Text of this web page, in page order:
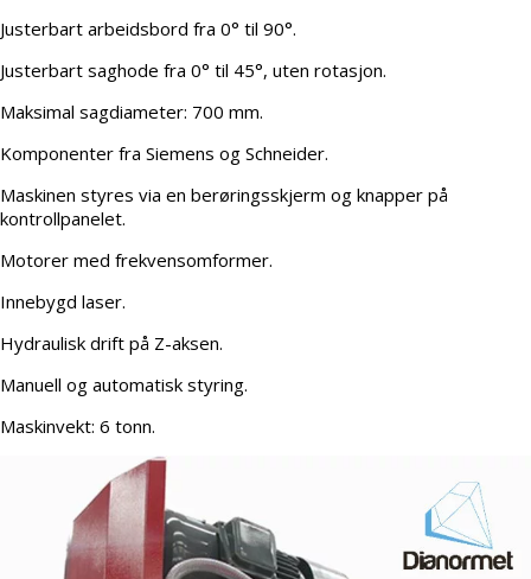
Justerbart arbeidsbord fra 0° til 90°.
Justerbart saghode fra 0° til 45°, uten rotasjon.
Maksimal sagdiameter: 700 mm.
Komponenter fra Siemens og Schneider.
Maskinen styres via en berøringsskjerm og knapper på
kontrollpanelet.
Motorer med frekvensomformer.
Innebygd laser.
Hydraulisk drift på Z-aksen.
Manuell og automatisk styring.
Maskinvekt: 6 tonn.